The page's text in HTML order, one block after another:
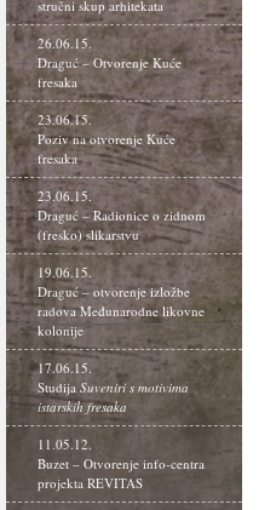
stručni skup arhitekata
26.06.15.
Draguć – Otvorenje Kuće
fresaka
23.06.15.
Poziv na otvorenje Kuće
fresaka
23.06.15.
Draguć – Radionice o zidnom
(fresko) slikarstvu
19.06.15.
Draguć – otvorenje izložbe
radova Međunarodne likovne
kolonije
17.06.15.
Studija Suveniri s motivima
istarskih fresaka
11.05.12.
Buzet – Otvorenje info-centra
projekta REVITAS